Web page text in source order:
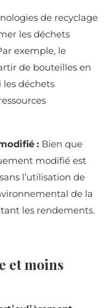
de recyclage
les déchets
exemple, le
de bouteilles en
les déchets
: Bien que
modifié est
l’utilisation de
de la
les rendements.
et moins